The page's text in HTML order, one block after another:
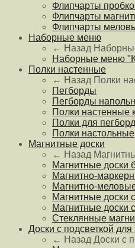
Флипчарты
Флипчарты
Флипчарты
Наборные меню
← Назад
Наборные меню
Полки настенные
← Назад Полки
Пегборды
Пегборды
Полки настенные
Полки для
Полки настольные
Магнитные доски
← Назад
Магнитные доски
Магнитно-
Магнитно-
Магнитные доски
Магнитные доски
Стеклянные
Доски с подсветкой для
← Назад Доски с